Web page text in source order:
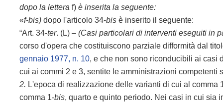
dopo la lettera f)è inserita la seguente:
«f-bis) dopo l'articolo 34-bis è inserito il seguente:
“Art. 34-ter. (L) –(Casi particolari di interventi eseguiti in
corso d'opera che costituiscono parziale difformità dal
gennaio 1977, n. 10, e che non sono riconducibili ai casi
cui ai commi 2 e 3, sentite le amministrazioni competenti
2. L'epoca di realizzazione delle varianti di cui al
comma 1-bis, quarto e quinto periodo. Nei casi in cui sia